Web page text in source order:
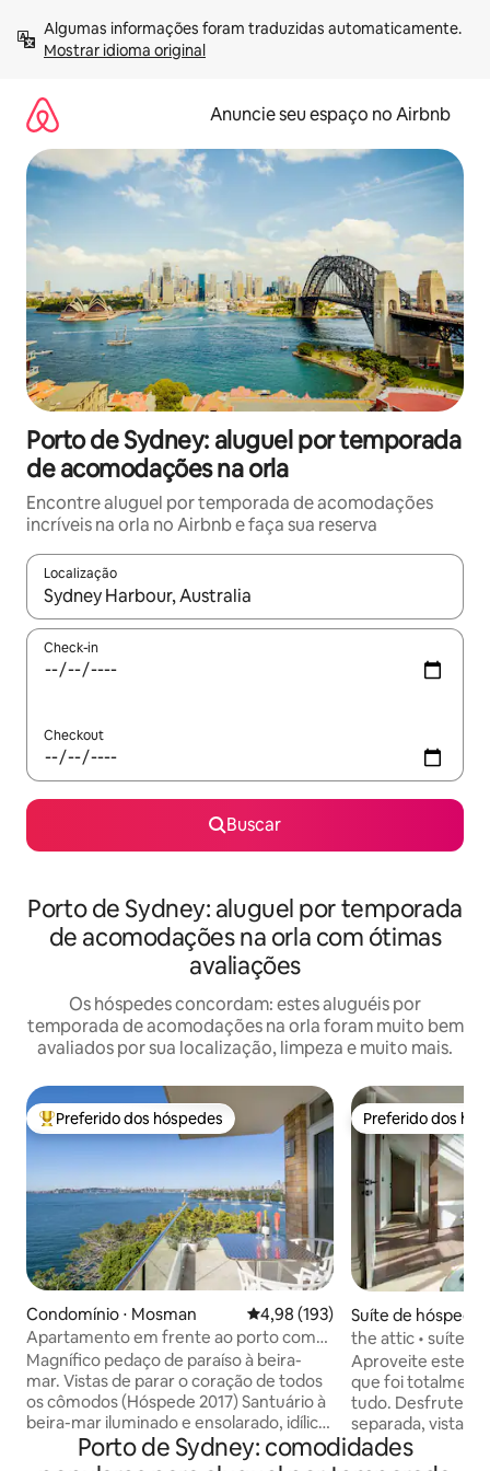
para
Mostrar idioma original
Anuncie seu espaço no Airbnb
Porto de Sydney: aluguel por temporada
de acomodações na orla
Encontre aluguel por temporada de acomodações
incríveis na orla no Airbnb e faça sua reserva
Localização
Quando os resultados estiverem disponíveis, explore-os
Check-in
Checkout
Buscar
Porto de Sydney: aluguel por temporada
de acomodações na orla com ótimas
avaliações
Os hóspedes concordam: estes aluguéis por
temporada de acomodações na orla foram muito bem
avaliados por sua localização, limpeza e muito mais.
Entre os melhores preferidos dos hóspedes
Preferido dos hóspedes
Condomínio ⋅ Mosman 4,98 de uma avaliação média de
4,98 (193)
Apartamento em frente ao porto com
vistas panorâmicas fabulosas
Magnífico pedaço de paraíso à beira-
mar. Vistas de parar o coração de todos
os cômodos (Hóspede 2017) Santuário à
beira-mar iluminado e ensolarado, idílico
Escritório em casa separado Todos os
lençóis e unidades limpos
Preferido dos
Preferido dos
Suíte de
a Point
the attic • suíte
Aproveite este
que foi
tudo. Desfrute
separada, vistas
o aspecto voltado
com o conforto
Porto de Sydney: comodidades